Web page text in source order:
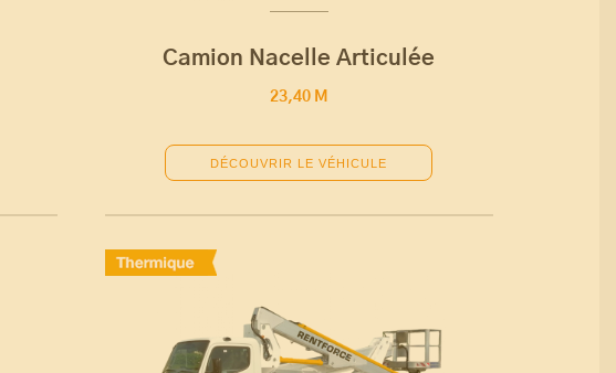
Camion Nacelle Articulée
23,40 M